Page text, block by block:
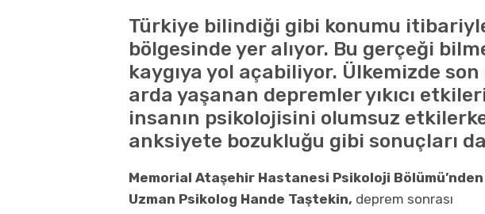
Türkiye bilindiği gibi konumu
bölgesinde yer alıyor. Bu gerçeği
kaygıya yol açabiliyor. Ülkemizde
arda yaşanan depremler yıkıcı
insanın psikolojisini olumsuz
anksiyete bozukluğu gibi sonuçları
Memorial Ataşehir Hastanesi Psikoloji Bölümü’nden
Uzman Psikolog Hande Taştekin, deprem sonrası